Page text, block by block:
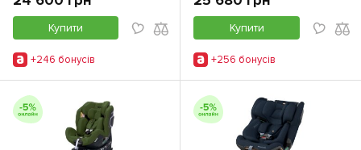
Купити
+246 бонусiв
Купити
+256 бонусiв